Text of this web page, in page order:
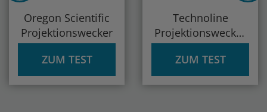
Oregon Scientific
Projektionswecker
ZUM TEST
Technoline
Projektionswecker
„WT 590“
ZUM TEST